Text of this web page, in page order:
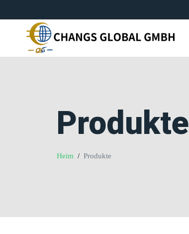
Produkte
Heim Produkte